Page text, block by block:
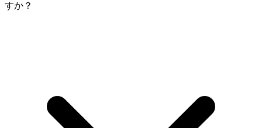
すか？